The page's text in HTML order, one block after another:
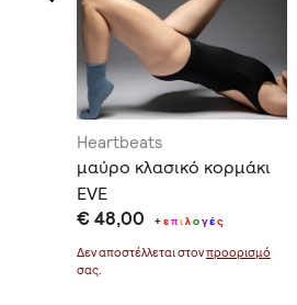
Heartbeats
μαύρο κλασικό κορμάκι
EVE
€ 48,00 +επι λογές
Δεν αποστέλλεται στονπροορισμό
σας.